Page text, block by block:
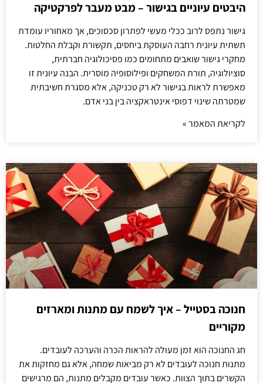
היבטים עיוניים בגישור – מבט מעבר לפרקטיקה
גישור נתפס לרוב ככלי מעשי לפתרון סכסוכים, אך מאחוריו עומדת
תשתית עיונית רחבה העוסקת ביחסים, תקשורת וקבלת החלטות.
מחקרי גישור שואבים מתחומים כמו פסיכולוגיה חברתית,
סוציולוגיה, תורת המשחקים ופילוסופיה מוסרית. הבנה עיונית זו
מאפשרת לראות בגישור לא רק טכניקה, אלא מסגרת חשיבתית
שמטרתה שינוי דפוסי אינטראקציה בין בני אדם.
לקריאת המאמר »
חנוכה בסטייל – איך לשמח עם מתנות ומארזים
מקוריים
חג החנוכה הוא זמן מעולה להראות הכרה והערכה לעובדים.
מתנות חנוכה לעובדים לא רק מביאות שמחה, אלא גם מחזקות את
הקשרים בתוך הצוות. כאשר עובדים מקבלים מתנות, הם מרגישים